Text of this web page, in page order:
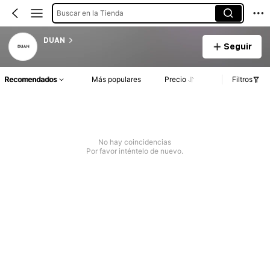
Buscar en la Tienda
DUAN
Seguir
Recomendados Más populares Precio Filtros
No hay coincidencias
Por favor inténtelo de nuevo.